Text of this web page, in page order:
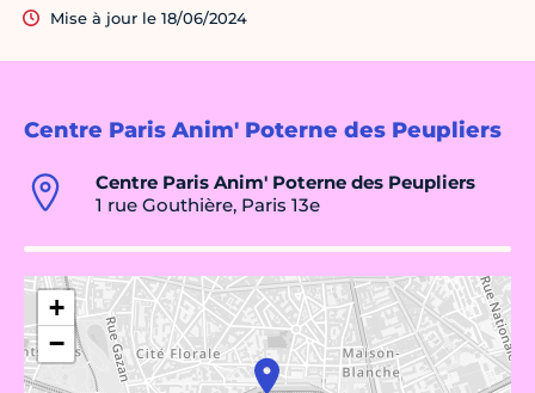
Centre Paris Anim' Poterne des Peupliers
Centre Paris Anim' Poterne des Peupliers
1 rue Gouthière, Paris 13e
+
−
Mise à jour le 18/06/2024